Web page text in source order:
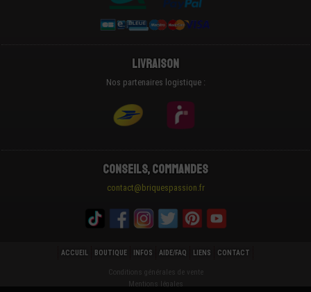
Livraison
Nos partenaires logistique :
Conseils, Commandes
contact@briquespassion.fr
ACCUEIL BOUTIQUE INFOS AIDE/FAQ LIENS CONTACT
Conditions générales de vente
Mentions légales